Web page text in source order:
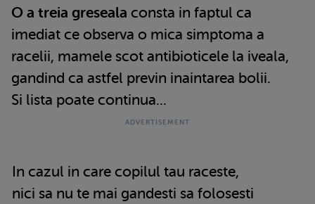
O a treia greseala consta in faptul ca
imediat ce observa o mica simptoma a
racelii, mamele scot antibioticele la iveala,
gandind ca astfel previn inaintarea bolii.
Si lista poate continua...
In cazul in care copilul tau raceste,
nici sa nu te mai gandesti sa folosesti